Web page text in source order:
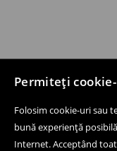
Permiteți
Folosim cookie-uri sau
bună experiență
Internet. Acceptând